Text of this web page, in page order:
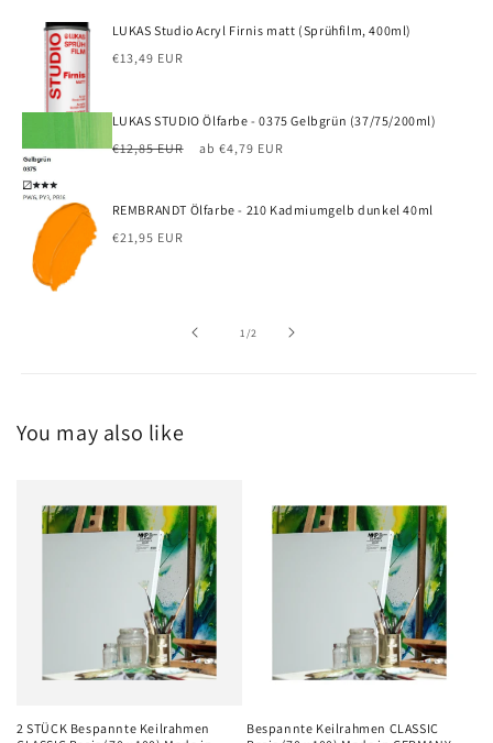
LUKAS Studio Acryl Firnis matt (Sprühfilm, 400ml)
Normaler
€13,49 EUR
LUKAS STUDIO Ölfarbe - 0375 Gelbgrün (37/75/200ml)
Normaler
€12,85 EUR Verkaufspreis
ab €4,79 EUR
REMBRANDT Ölfarbe - 210 Kadmiumgelb dunkel 40ml
Normaler
€21,95 EUR
1 /von
2
You may also like
2 STÜCK Bespannte Keilrahmen
Bespannte Keilrahmen CLASSIC